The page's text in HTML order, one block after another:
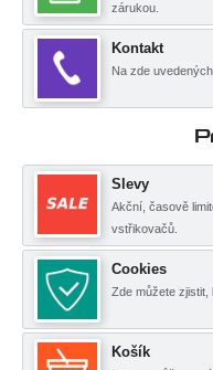
zárukou.
Kontakt
Na zde
Slevy
Akční, časově
vstřikovačů.
Cookies
Zde můžete zjistit,
Košík